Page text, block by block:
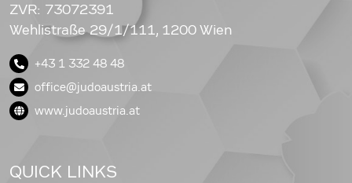
ZVR: 73072391
Wehlistraße 29/1/111, 1200 Wien
+43 1 332 48 48
office@judoaustria.at
www.judoaustria.at
QUICK LINKS